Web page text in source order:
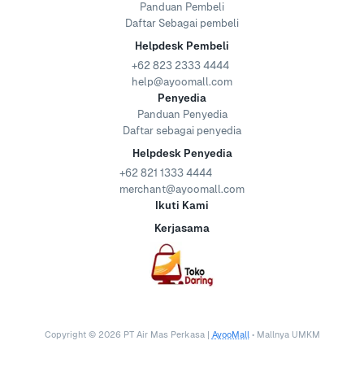
Panduan Pembeli
Daftar Sebagai pembeli
Helpdesk Pembeli
+62 823 2333 4444
help@ayoomall.com
Penyedia
Panduan Penyedia
Daftar sebagai penyedia
Helpdesk Penyedia
+62 821 1333 4444
merchant@ayoomall.com
Ikuti Kami
Kerjasama
Copyright © 2026 PT Air Mas Perkasa | AyooMall • Mallnya UMKM